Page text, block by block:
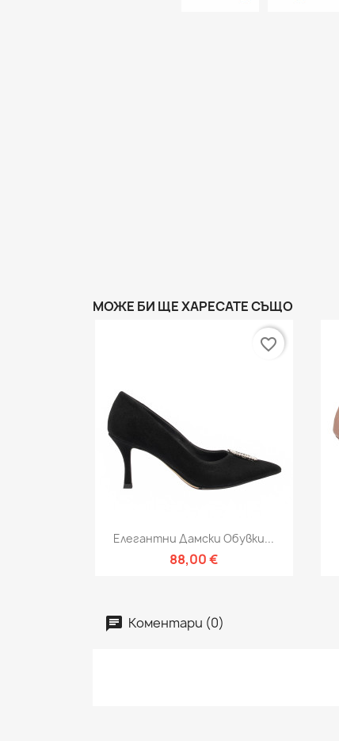
МОЖЕ БИ ЩЕ ХАРЕСАТЕ СЪЩО
Бърз преглед
Елегантни Дамски Обувки...
88,00 €
favorite_border
Коментари (0)